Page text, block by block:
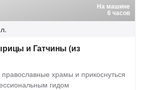
На машине
6 часов
и Гатчины (из
храмы и прикоснуться
гидом